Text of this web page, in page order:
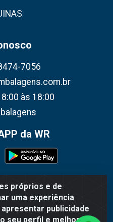
próprios e de
uma experiência
publicidade
seu perfil e melhorar a
7056
às 18:00
da WR
Gomes de Araújo, 1360 -
CEP 36202-628 - CNPJ
0001-55